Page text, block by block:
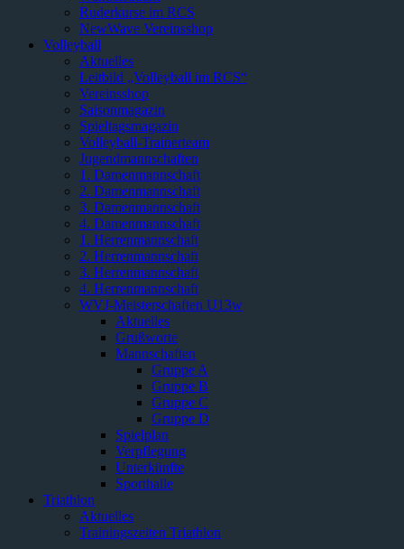
Ruderkurse im RCS
NewWave Vereinsshop
Volleyball
Aktuelles
Leitbild „Volleyball im RCS“
Vereinsshop
Saisonmagazin
Spieltagsmagazin
Volleyball-Trainerteam
Jugendmannschaften
1. Damenmannschaft
2. Damenmannschaft
3. Damenmannschaft
4. Damenmannschaft
1. Herrenmannschaft
2. Herrenmannschaft
3. Herrenmannschaft
4. Herrenmannschaft
WVJ-Meisterschaften U13w
Aktuelles
Grußworte
Mannschaften
Gruppe A
Gruppe B
Gruppe C
Gruppe D
Spielplan
Verpflegung
Unterkünfte
Sporthalle
Triathlon
Aktuelles
Trainingszeiten Triathlon